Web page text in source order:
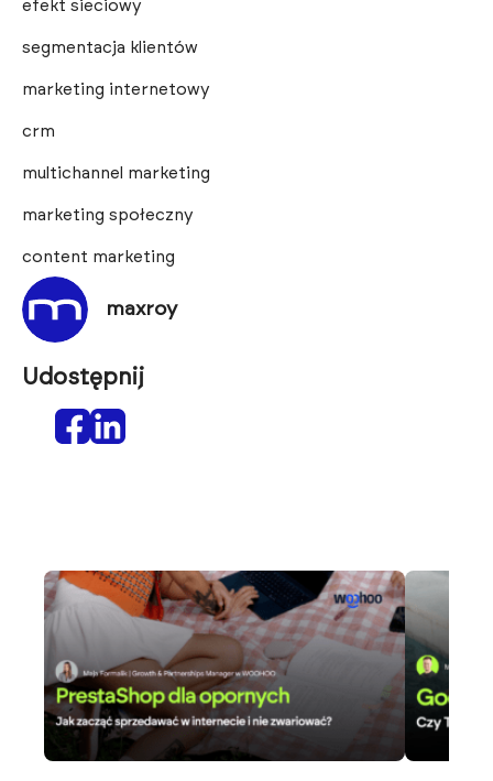
efekt sieciowy
segmentacja klientów
marketing internetowy
crm
multichannel marketing
marketing społeczny
content marketing
maxroy
Udostępnij